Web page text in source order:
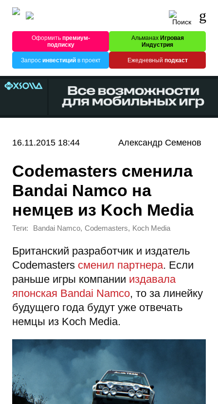
Оформитьпремиум-
подписку
Альманах Игровая
Индустрия
Запрос инвестицийв проект Ежедневный подкаст
16.11.2015 18:44 Александр Семенов
Codemasters сменила
Bandai Namco на
немцев из Koch Media
Теги: Bandai Namco, Codemasters, Koch Media
Британский разработчик и издатель
Codemasters сменил партнера. Если
раньше игры компании издавала
японская Bandai Namco, то за линейку
будущего года будут уже отвечать
немцы из Koch Media.